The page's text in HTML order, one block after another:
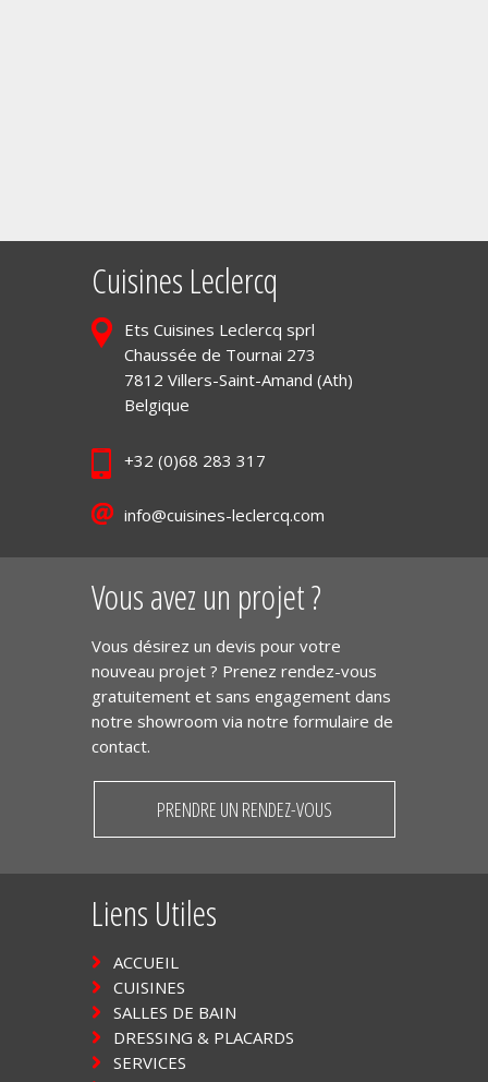
Cuisines Leclercq
Ets Cuisines Leclercq sprl
Chaussée de Tournai 273
7812 Villers-Saint-Amand (Ath)
Belgique
+32 (0)68 283 317
info@cuisines-leclercq.com
Vous avez un projet ?
Vous désirez un devis pour votre
nouveau projet ? Prenez rendez-vous
gratuitement et sans engagement dans
notre showroom via notre formulaire de
contact.
PRENDRE UN RENDEZ-VOUS
Liens Utiles
ACCUEIL
CUISINES
SALLES DE BAIN
DRESSING & PLACARDS
SERVICES